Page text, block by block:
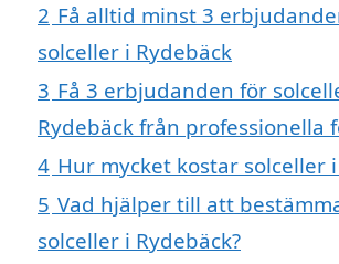
2 Få alltid minst 3
solceller i Rydebäck
3 Få 3 erbjudanden för
Rydebäck från professionella
4 Hur mycket kostar solceller
5 Vad hjälper till att
solceller i Rydebäck?